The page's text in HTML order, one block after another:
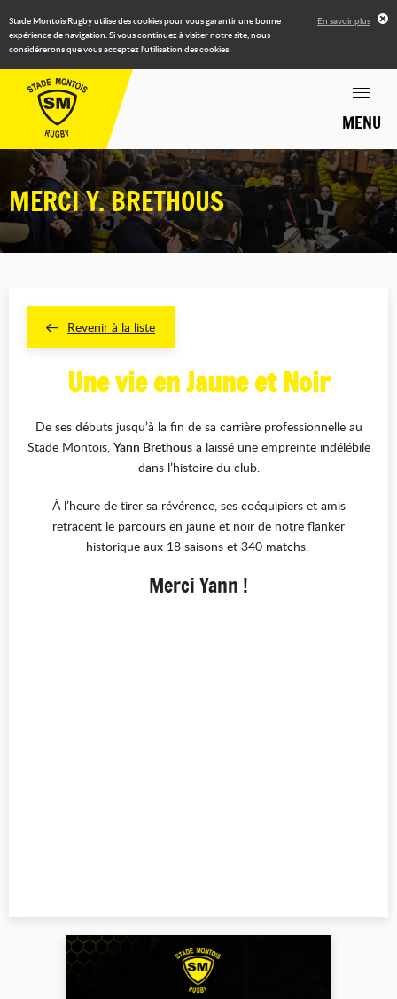
Stade Montois Rugby utilise des cookies pour vous garantir une bonne
expérience de navigation. Si vous continuez à visiter notre site, nous
considérerons que vous acceptez l'utilisation des cookies.
En savoir plus
MENU
MERCI Y. BRETHOUS
Revenir à la liste
Une vie en Jaune et Noir
De ses débuts jusqu’à la fin de sa carrière professionnelle au
Stade Montois, Yann Brethousa laissé une empreinte indélébile
dans l’histoire du club.
À l’heure de tirer sa révérence, ses coéquipiers et amis
retracent le parcours en jaune et noir de notre flanker
historique aux 18 saisons et 340 matchs.
Merci Yann !